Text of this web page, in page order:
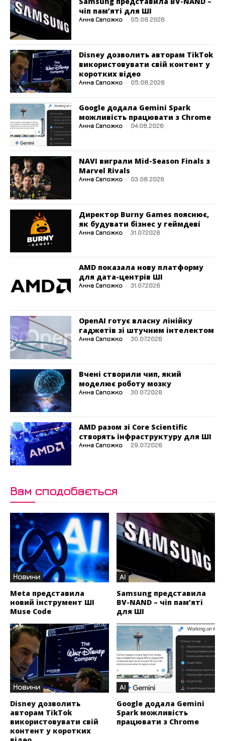
чіп пам’яті для ШІ
Анна Сапожко - 05.08.2026
Disney дозволить авторам TikTok
використовувати свій контент у
коротких відео
Анна Сапожко - 05.08.2026
Google додала Gemini Spark
можливість працювати з Chrome
Анна Сапожко - 04.08.2026
NAVI виграли Mid-Season Finals з
Marvel Rivals
Анна Сапожко - 03.08.2026
Директор Burny Games пояснює,
як будувати бізнес у геймдеві
Анна Сапожко - 31.07.2026
AMD показала нову платформу
для дата-центрів ШІ
Анна Сапожко - 31.07.2026
OpenAI готує власну лінійку
гаджетів зі штучним інтелектом
Анна Сапожко - 30.07.2026
Вчені створили чип, який
моделює роботу мозку
Анна Сапожко - 30.07.2026
AMD разом зі Core Scientific
створять інфраструктуру для ШІ
Анна Сапожко - 29.07.2026
Вам сподобається
Новини
Meta представила
новий інструмент ШІ
Muse Code
AI
Samsung представила
BV-NAND – чіп пам’яті
для ШІ
Новини
Disney дозволить
авторам TikTok
використовувати свій
контент у коротких
AI
Google додала Gemini
Spark можливість
працювати з Chrome